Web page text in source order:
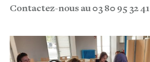
Contactez-nous au 03 80 95 32 41